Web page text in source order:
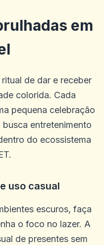
em
de dar e receber
colorida. Cada
pequena celebração
entretenimento
do ecossistema
uso casual
escuros, faça
o foco no lazer. A
de presentes sem